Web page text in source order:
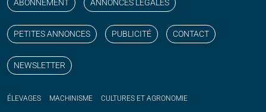
ABONNEMENT ANNONCES LÉGALES
PETITES ANNONCES PUBLICITÉ CONTACT
NEWSLETTER
ÉLEVAGES MACHINISME CULTURES ET AGRONOMIE